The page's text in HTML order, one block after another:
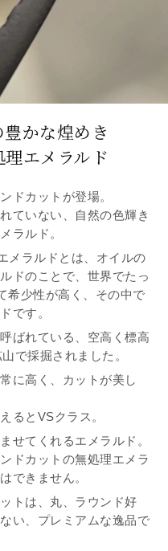
かな煌めき
エメラルド
ドカットが登場。
ていない、自然の色輝き
ラルド。
メラルドとは、オイルの
ドのことで、世界でたっ
希少性が高く、その中で
です。
ばれている、空高く標高
で採掘されました。
に高く、カットが美し
るとVSクラス。
せてくれるエメラルド。
ドカットの無処理エメラ
できません。
トは、丸、ラウンド好
い、プレミアムな逸品で